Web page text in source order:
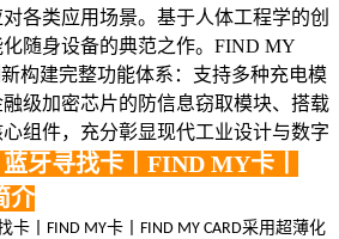
各类应用场景。基于人体工程学的创
随身设备的典范之作。FIND MY
构建完整功能体系：支持多种充电模
级加密芯片的防信息窃取模块、搭载
组件，充分彰显现代工业设计与数字
蓝牙寻找卡 丨FIND MY卡丨
介
卡丨 FIND MY卡丨 FIND MY CARD采用超薄化